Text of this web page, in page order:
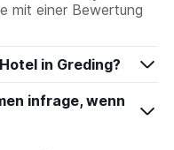
mit einer Bewertung
in Greding?
infrage, wenn